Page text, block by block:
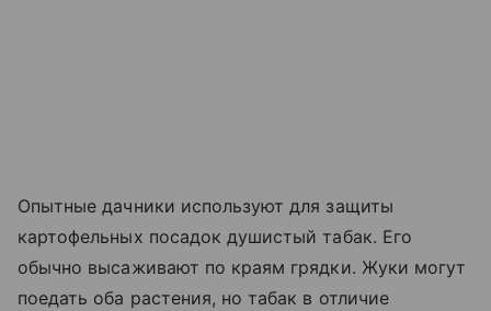
Опытные дачники используют для защиты
картофельных посадок душистый табак. Его
обычно высаживают по краям грядки. Жуки могут
поедать оба растения, но табак в отличие